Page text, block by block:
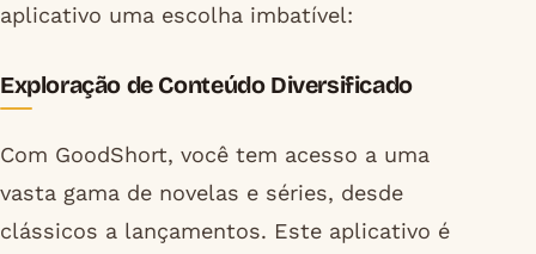
aplicativo uma escolha imbatível:
Exploração de Conteúdo Diversificado
Com GoodShort, você tem acesso a uma
vasta gama de novelas e séries, desde
clássicos a lançamentos. Este aplicativo é